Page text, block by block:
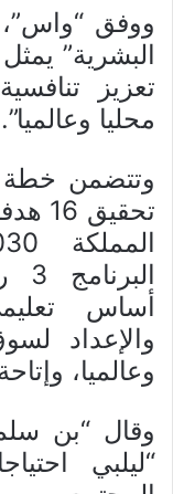
ووفق “واس”،
البشرية”
تعزيز
محليا وعالميا”.
أساس
والإعداد
وعالميا،
وقال “بن
“ليلبي